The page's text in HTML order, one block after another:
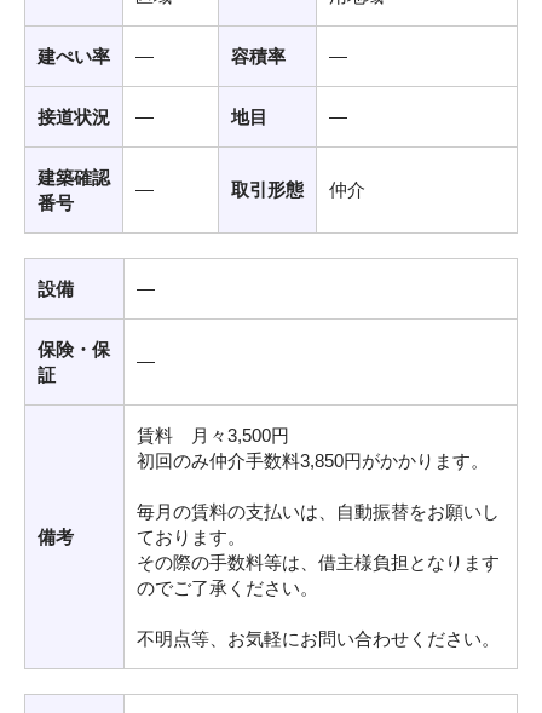
建ぺい率 ― 容積率 ―
接道状況 ― 地目 ―
建築確認
番号
― 取引形態 仲介
設備 ―
保険・保
証
―
備考
賃料 月々3,500円
初回のみ仲介手数料3,850円がかかります。
毎月の賃料の支払いは、自動振替をお願いし
ております。
その際の手数料等は、借主様負担となります
のでご了承ください。
不明点等、お気軽にお問い合わせください。